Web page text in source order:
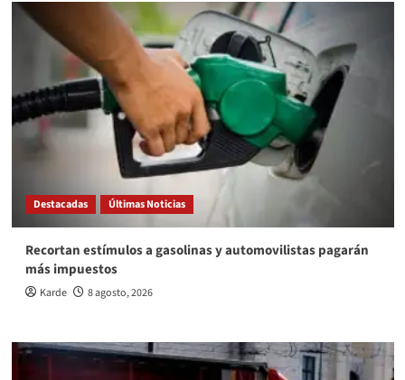
Destacadas Últimas Noticias
Recortan estímulos a gasolinas y automovilistas pagarán
más impuestos
Karde 8 agosto, 2026